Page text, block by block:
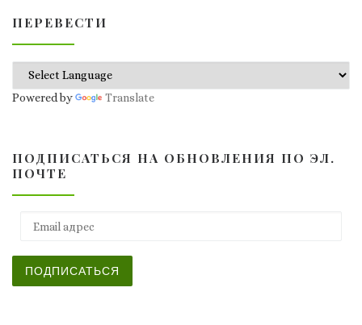
ПЕРЕВЕСТИ
Powered by Translate
ПОДПИСАТЬСЯ НА ОБНОВЛЕНИЯ ПО ЭЛ.
ПОЧТЕ
ПОДПИСАТЬСЯ